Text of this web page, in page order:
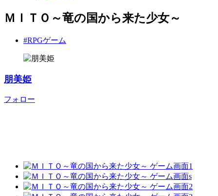
ＭＩＴＯ～竜の国から来た少女～
#RPGゲーム
朋美姫
フォロー